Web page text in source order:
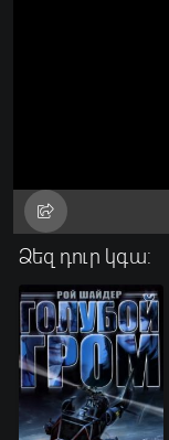
Ձեզ դուր կգա: